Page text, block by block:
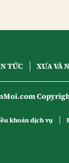
TỨC XƯA VÀ
khoản dịch vụ